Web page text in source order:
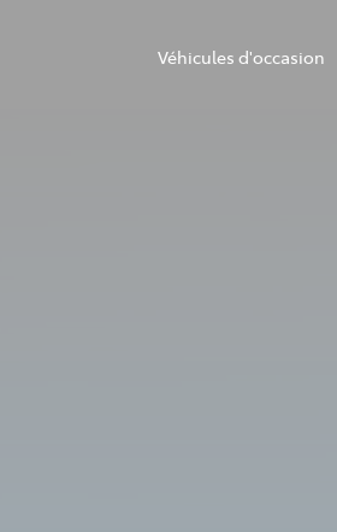
Véhicules d'occasion